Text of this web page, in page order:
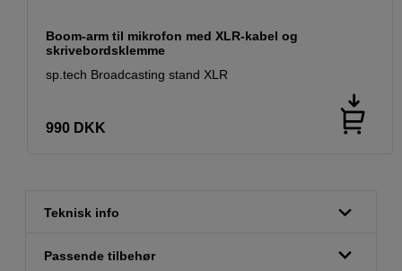
Boom-arm til mikrofon med XLR-kabel og
skrivebordsklemme
sp.tech Broadcasting stand XLR
990 DKK
Teknisk info
Passende tilbehør